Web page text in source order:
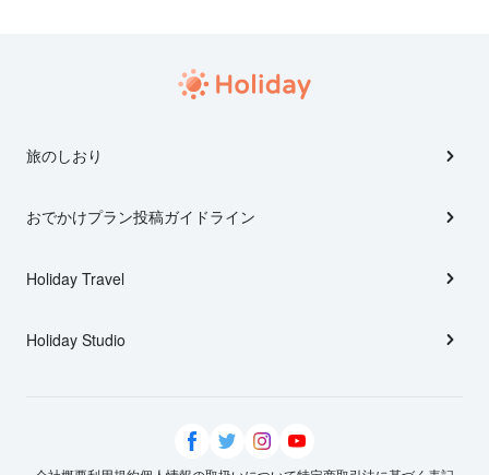
旅のしおり
おでかけプラン投稿ガイドライン
Holiday Travel
Holiday Studio